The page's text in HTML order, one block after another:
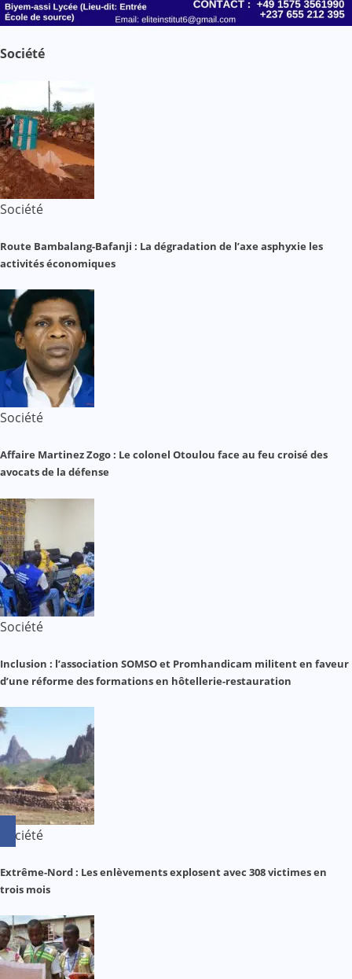
Société
Société
Route Bambalang-Bafanji : La dégradation de l’axe asphyxie les
activités économiques
Société
Affaire Martinez Zogo : Le colonel Otoulou face au feu croisé des
avocats de la défense
Société
Inclusion : l’association SOMSO et Promhandicam militent en faveur
d’une réforme des formations en hôtellerie-restauration
Société
Extrême-Nord : Les enlèvements explosent avec 308 victimes en
trois mois